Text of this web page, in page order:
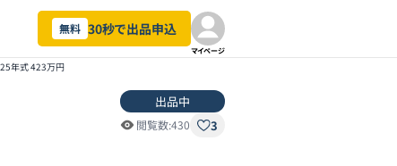
無料 30秒で出品申込
マイページ
年式 423万円
出品中
閲覧数:430 3